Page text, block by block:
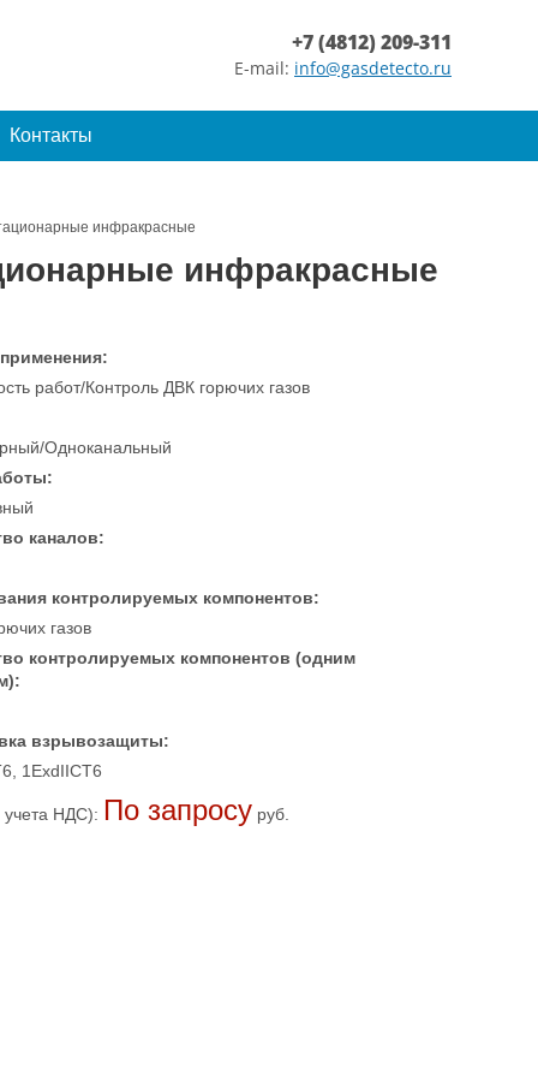
+7 (4812) 209-311
E-mail: info@gasdetecto.ru
Контакты
инфракрасные
инфракрасные
работ/Контроль ДВК горючих газов
Одноканальный
каналов:
контролируемых компонентов:
газов
контролируемых компонентов (одним
взрывозащиты:
1ExdIICT6
учета НДС): По запросу руб.